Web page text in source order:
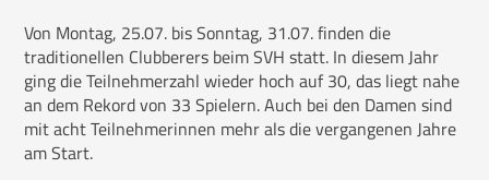
Von Montag, 25.07. bis Sonntag, 31.07. finden die
traditionellen Clubberers beim SVH statt. In diesem Jahr
ging die Teilnehmerzahl wieder hoch auf 30, das liegt nahe
an dem Rekord von 33 Spielern. Auch bei den Damen sind
mit acht Teilnehmerinnen mehr als die vergangenen Jahre
am Start.